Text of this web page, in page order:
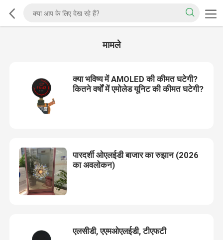
मामले
क्या भविष्य में AMOLED की कीमत घटेगी?
कितने वर्षों में एमोलेड यूनिट की कीमत घटेगी?
पारदर्शी ओएलईडी बाजार का रुझान (2026
का अवलोकन)
एलसीडी, एएमओएलईडी, टीएफटी